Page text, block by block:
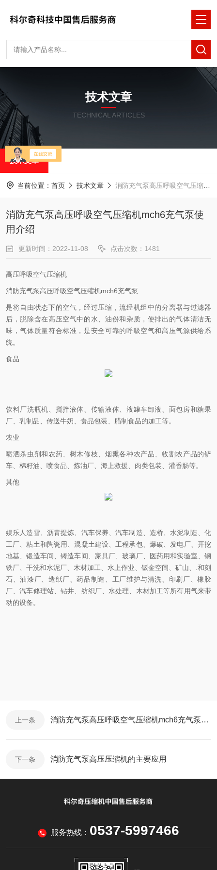
技术文章
TECHNICAL ARTICLES
技术文章
当前位置： 首页 技术文章 消防充气泵高压呼吸空气压缩机mch6充气泵使用介绍
消防充气泵高压呼吸空气压缩机mch6充气泵使
用介绍
更新时间：2022-11-08 点击次数：1481
高压呼吸空气压缩机
消防充气泵高压呼吸空气压缩机mch6充气泵
是将自由状态下的空气，经过压缩，流经机组中的分离器与过滤器
后，脱除含在高压空气中的水、油份和杂质，使排出的气体清洁无
味，气体质量符合标准，是安全可靠的呼吸空气和高压气源供给系
统。
食品
饮料厂洗瓶机、搅拌液体、传输液体、液罐车卸液、面包房和糖果
厂、乳制品、传送牛奶、食品包装、腊制食品的加工等。
农业
喷洒杀虫剂和农药、树木修枝、烟熏各种农产品、收割农产品的铲
车、棉籽油、喷食品、炼油厂、海上救援、肉类包装、灌香肠等。
其他
娱乐人造雪、沥青提炼、汽车保养、汽车制造、造桥、水泥制造、化
工厂、粘土和陶瓷用、混凝土建设、工程承包、爆破、发电厂、开挖
地基、锻造车间、铸造车间、家具厂、玻璃厂、医药用和实验室、钢
铁厂、干洗和水泥厂、木材加工、水上作业、钣金空间、矿山、.和刻
石、油漆厂、造纸厂、药品制造、工厂维护与清洗、印刷厂、橡胶
厂、汽车修理站、钻井、纺织厂、水处理、木材加工等所有用气来带
动的设备。
上一条 消防充气泵高压呼吸空气压缩机mch6充气泵充气呼吸空气充填泵的注意事项
下一条 消防充气泵高压压缩机的主要应用
服务热线： 0537-5997466